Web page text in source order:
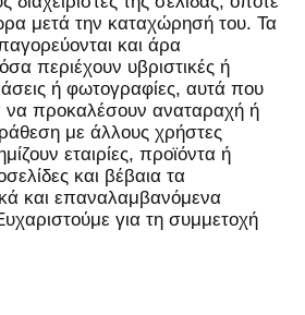
μετά την καταχώρησή του. Τα
και άρα
περιέχουν υβριστικές ή
ή φωτογραφίες, αυτά που
να προκαλέσουν αναταραχή ή
με άλλους χρήστες
εταιρίες, προϊόντα ή
και βέβαια τα
και επαναλαμβανόμενα
για τη συμμετοχή